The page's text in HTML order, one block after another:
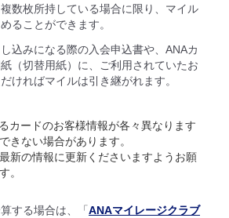
数枚所持している場合に限り、マイル
ることができます。
込みになる際の入会申込書や、ANAカ
（切替用紙）に、ご利用されていたお
ければマイルは引き継がれます。
カードのお客様情報が各々異なります
きない場合があります。
新の情報に更新くださいますようお願
。
する場合は、「 ANAマイレージクラブ